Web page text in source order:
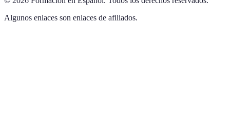
Algunos enlaces son enlaces de afiliados.